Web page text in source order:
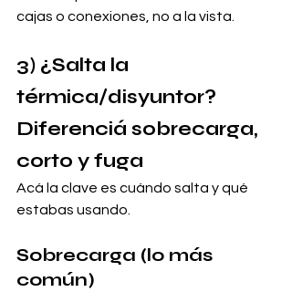
cajas o conexiones, no a la vista.
3) ¿Salta la
térmica/disyuntor?
Diferenciá sobrecarga,
corto y fuga
Acá la clave es cuándo salta y qué
estabas usando.
Sobrecarga (lo más
común)